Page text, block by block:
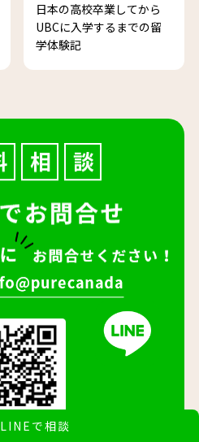
LINEで相談
日本の高校卒業してから
UBCに入学するまでの留
学体験記